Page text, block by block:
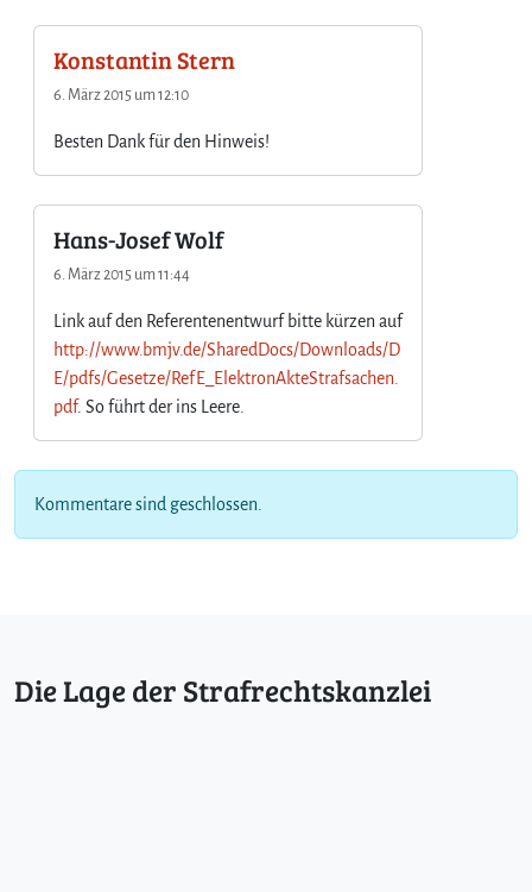
Konstantin Stern
6. März 2015 um 12:10
Besten Dank für den Hinweis!
Hans-Josef Wolf
6. März 2015 um 11:44
Link auf den Referentenentwurf bitte kürzen auf
http://www.bmjv.de/SharedDocs/Downloads/D
E/pdfs/Gesetze/RefE_ElektronAkteStrafsachen.
pdf. So führt der ins Leere.
Kommentare sind geschlossen.
Die Lage der Strafrechtskanzlei